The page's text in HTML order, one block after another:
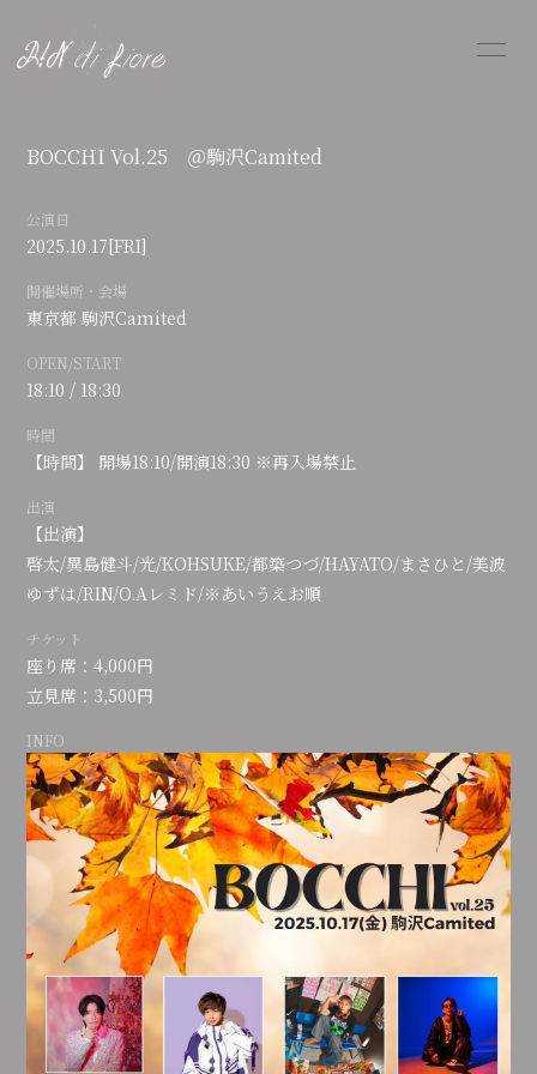
DISCOGRAPHY
RADIO
会員登録 ログイン
BOCCHI Vol.25 ＠駒沢Camited
公演日
2025.10.17[FRI]
開催場所・会場
東京都駒沢Camited
OPEN/START
18:10 / 18:30
時間
【時間】 開場18:10/開演18:30 ※再入場禁止
出演
【出演】
啓太/異島健斗/光/KOHSUKE/都築つづ/HAYATO/まさひと/美波
ゆずは/RIN/O.Aレミド/※あいうえお順
チケット
座り席：4,000円
立見席：3,500円
INFO